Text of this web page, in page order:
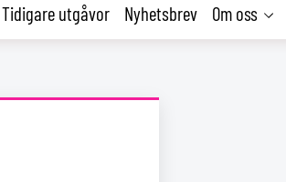
Tidigare utgåvor Nyhetsbrev Om oss